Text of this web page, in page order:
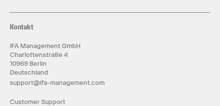
Kontakt
IFA Management GmbH
Charlottenstraße 4
10969 Berlin
Deutschland
support@ifa-management.com
Customer Support